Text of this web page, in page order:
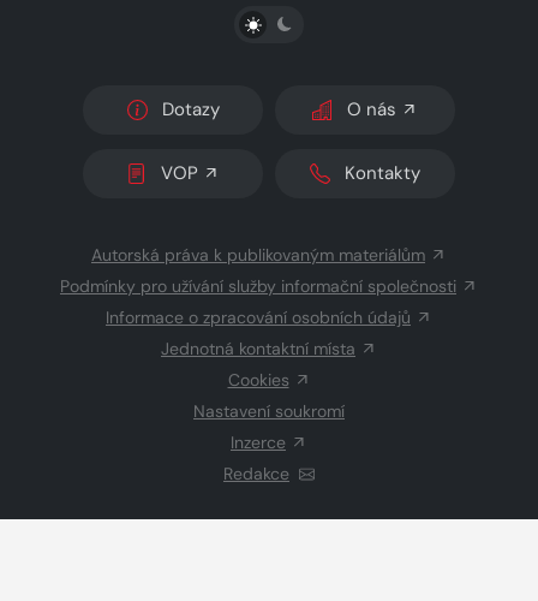
PŘEPNOUT SVĚTLÝ/TMAVÝ REŽIM
Dotazy O nás
VOP Kontakty
Autorská práva k publikovaným materiálům
Podmínky pro užívání služby informační společnosti
Informace o zpracování osobních údajů
Jednotná kontaktní místa
Cookies
Nastavení soukromí
Inzerce
Redakce